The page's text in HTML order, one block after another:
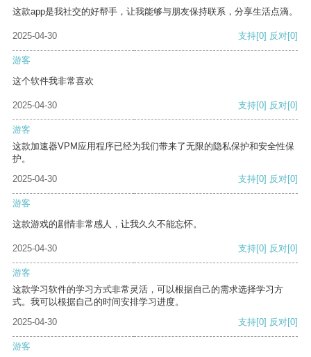
这款app是我社交的好帮手，让我能够与朋友保持联系，分享生活点滴。
2025-04-30 支持[0] 反对[0]
游客
这个软件我非常喜欢
2025-04-30 支持[0] 反对[0]
游客
这款加速器VPM应用程序已经为我们带来了无限的隐私保护和安全性保
护。
2025-04-30
支持[0] 反对[0]
游客
这款游戏的剧情非常感人，让我久久不能忘怀。
2025-04-30 支持[0] 反对[0]
游客
这款学习软件的学习方式非常灵活，可以根据自己的需求选择学习方
式。我可以根据自己的时间安排学习进度。
2025-04-30
支持[0] 反对[0]
游客